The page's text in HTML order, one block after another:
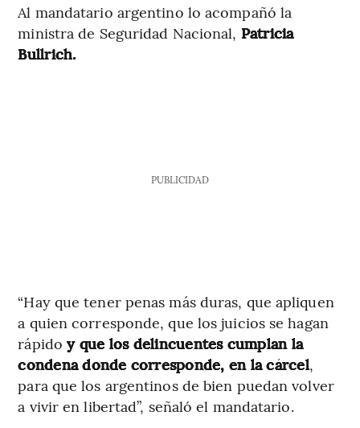
Al mandatario argentino lo acompañó la
ministra de Seguridad Nacional, Patricia
Bullrich.
PUBLICIDAD
“Hay que tener penas más duras, que apliquen
a quien corresponde, que los juicios se hagan
rápido y que los delincuentes cumplan la
condena donde corresponde, en la cárcel,
para que los argentinos de bien puedan volver
a vivir en libertad”, señaló el mandatario.